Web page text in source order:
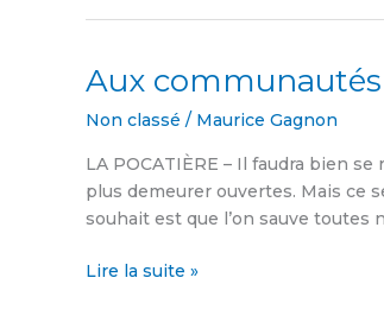
Aux
Non classé / Maurice Gagnon
LA POCATIÈRE – Il faudra bien
plus demeurer ouvertes. Mais ce
souhait est que l’on sauve toutes
Aux
à
décider
Lire la suite »